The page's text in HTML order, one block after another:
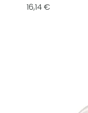
Prezzo
16,14 €